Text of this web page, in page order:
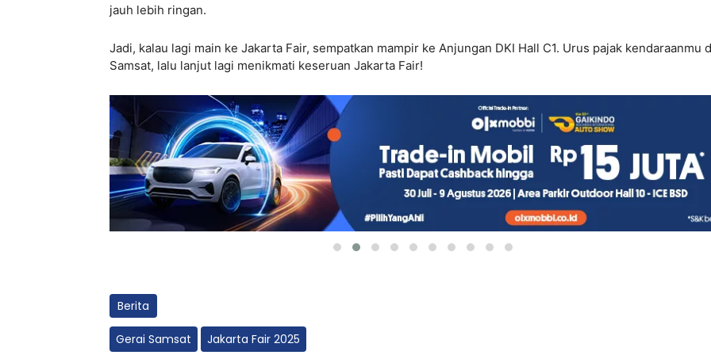
jauh lebih ringan.
Jadi, kalau lagi main ke Jakarta Fair, sempatkan mampir ke Anjungan DKI Hall C1. Urus pajak kendaraanmu
Samsat, lalu lanjut lagi menikmati keseruan Jakarta Fair!
Berita
Gerai Samsat Jakarta Fair 2025